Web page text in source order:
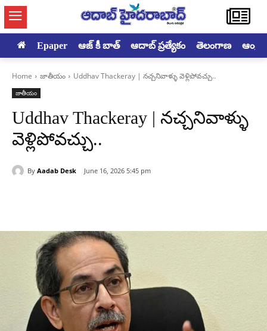
Epaper ఆజ్ కీ బాత్ ఆదాబ్ ప్రత్యేకం తెలంగాణ
Home జాతీయం Uddhav Thackeray | నచ్చనివాళ్ళు వెళ్లిపోవచ్చు..
జాతీయం
Uddhav Thackeray | నచ్చనివాళ్ళు
వెళ్లిపోవచ్చు..
By Aadab Desk June 16, 2026 5:45 pm